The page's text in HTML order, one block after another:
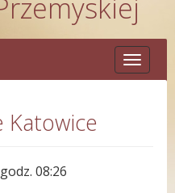
Toggle
Katowice
08:26